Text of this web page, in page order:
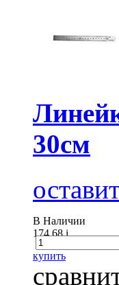
30см
В Наличии
174.68i
купить